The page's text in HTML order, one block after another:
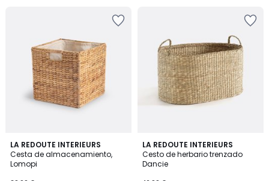
LA REDOUTE INTERIEURS
Cesta de almacenamiento,
Lomopi
4,4
/ 5
LA REDOUTE INTERIEURS
Cesto de herbario trenzado
Dancie
4,2
/ 5